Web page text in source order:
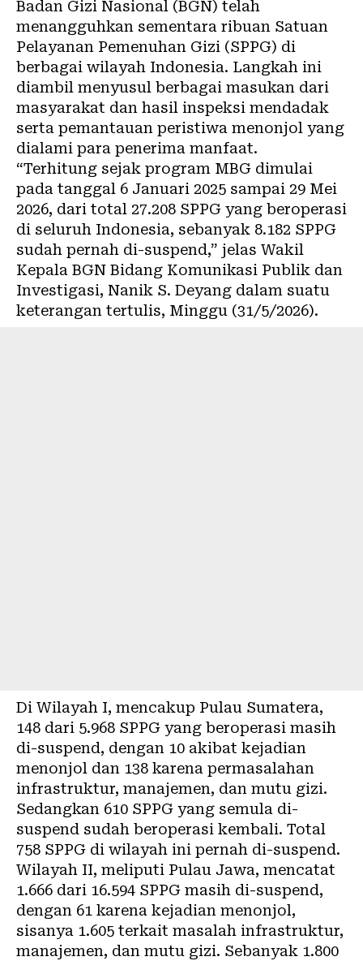
Badan Gizi Nasional (BGN) telah
menangguhkan sementara ribuan Satuan
Pelayanan Pemenuhan Gizi (SPPG) di
berbagai wilayah Indonesia. Langkah ini
diambil menyusul berbagai masukan dari
masyarakat dan hasil inspeksi mendadak
serta pemantauan peristiwa menonjol yang
dialami para penerima manfaat.
“Terhitung sejak program MBG dimulai
pada tanggal 6 Januari 2025 sampai 29 Mei
2026, dari total 27.208 SPPG yang beroperasi
di seluruh Indonesia, sebanyak 8.182 SPPG
sudah pernah di-suspend,” jelas Wakil
Kepala BGN Bidang Komunikasi Publik dan
Investigasi, Nanik S. Deyang dalam suatu
keterangan tertulis, Minggu (31/5/2026).
Di Wilayah I, mencakup Pulau Sumatera,
148 dari 5.968 SPPG yang beroperasi masih
di-suspend, dengan 10 akibat kejadian
menonjol dan 138 karena permasalahan
infrastruktur, manajemen, dan mutu gizi.
Sedangkan 610 SPPG yang semula di-
suspend sudah beroperasi kembali. Total
758 SPPG di wilayah ini pernah di-suspend.
Wilayah II, meliputi Pulau Jawa, mencatat
1.666 dari 16.594 SPPG masih di-suspend,
dengan 61 karena kejadian menonjol,
sisanya 1.605 terkait masalah infrastruktur,
manajemen, dan mutu gizi. Sebanyak 1.800